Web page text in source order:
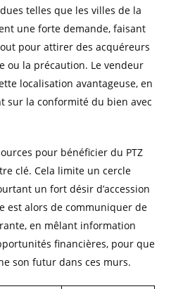
telles que les villes de la
une forte demande, faisant
pour attirer des acquéreurs
ou la précaution. Le vendeur
localisation avantageuse, en
sur la conformité du bien avec
pour bénéficier du PTZ
clé. Cela limite un cercle
un fort désir d’accession
est alors de communiquer de
en mêlant information
financières, pour que
son futur dans ces murs.